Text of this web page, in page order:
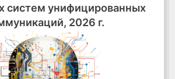
систем унифицированных
2026 г.